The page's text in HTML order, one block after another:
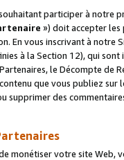
participer à notre
») doit accepter les
En vous inscrivant à notre
à la Section 12), qui
le Décompte de
que vous publiez
supprimer des
monétiser votre site Web,